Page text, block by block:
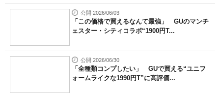
公開 2026/06/03
「この価格で買えるなんて最強」 GUのマンチ
ェスター・シティコラボ“1900円T...
公開 2026/06/30
「全種類コンプしたい」 GUで買える“ユニフ
ォームライクな1990円T”に高評価...